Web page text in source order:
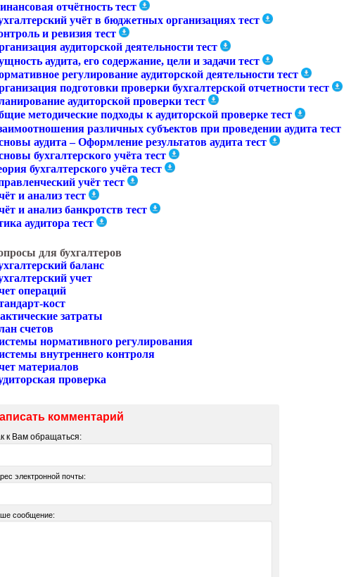
отчётность тест
учёт в бюджетных организациях тест
и ревизия тест
аудиторской деятельности тест
аудита, его содержание, цели и задачи тест
регулирование аудиторской деятельности тест
подготовки проверки бухгалтерской отчетности тест
аудиторской проверки тест
методические подходы к аудиторской проверке тест
различных субъектов при проведении аудита тест
аудита – Оформление результатов аудита тест
бухгалтерского учёта тест
бухгалтерского учёта тест
учёт тест
и анализ тест
и анализ банкротств тест
аудитора тест
для бухгалтеров
баланс
учет
операций
кост
затраты
счетов
нормативного регулирования
внутреннего контроля
материалов
проверка
комментарий
к Вам обращаться:
электронной почты:
сообщение: